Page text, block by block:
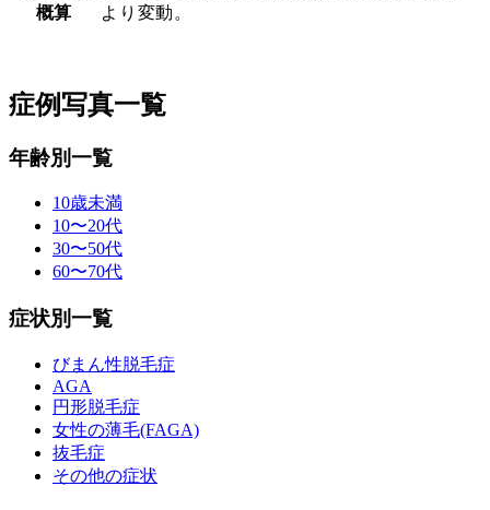
概算
より変動。
症例写真一覧
年齢別一覧
10歳未満
10〜20代
30〜50代
60〜70代
症状別一覧
びまん性脱毛症
AGA
円形脱毛症
女性の薄毛(FAGA)
抜毛症
その他の症状